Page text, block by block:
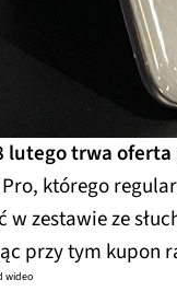
lutego trwa oferta
którego
w zestawie ze
przy tym kupon
wideo